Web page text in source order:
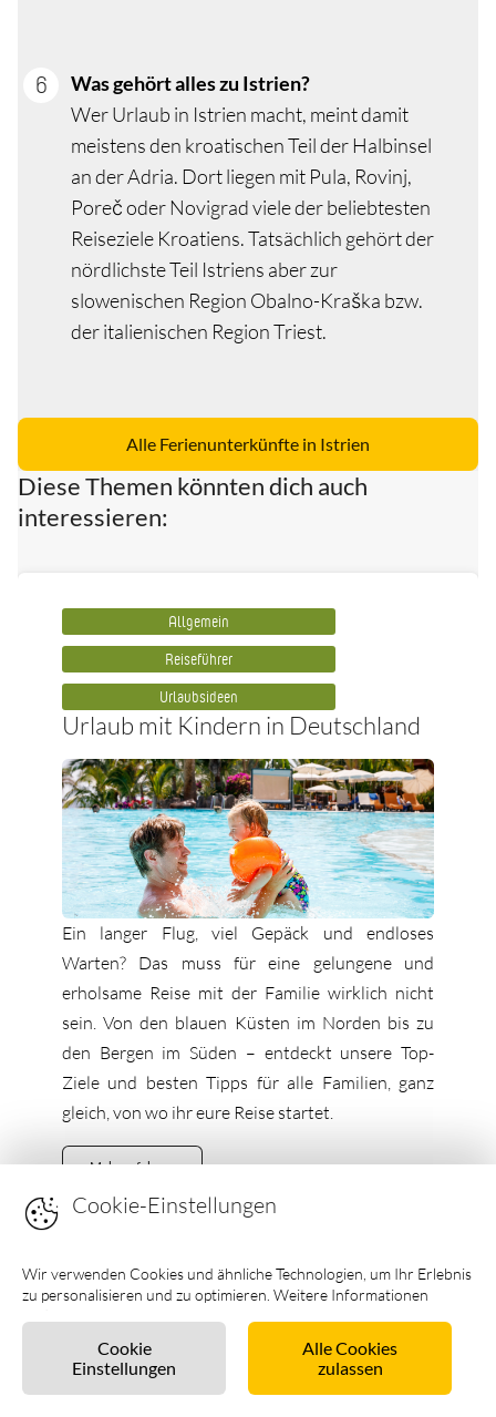
Was gehört alles zu Istrien?
Wer Urlaub in Istrien macht, meint damit
meistens den kroatischen Teil der Halbinsel
an der Adria. Dort liegen mit Pula, Rovinj,
Poreč oder Novigrad viele der beliebtesten
Reiseziele Kroatiens. Tatsächlich gehört der
nördlichste Teil Istriens aber zur
slowenischen Region Obalno-Kraška bzw.
der italienischen Region Triest.
Alle Ferienunterkünfte in Istrien
Diese Themen könnten dich auch
interessieren:
Allgemein
Reiseführer
Urlaubsideen
Urlaub mit Kindern in Deutschland
Ein langer Flug, viel Gepäck und endloses
Warten? Das muss für eine gelungene und
erholsame Reise mit der Familie wirklich nicht
sein. Von den blauen Küsten im Norden bis zu
den Bergen im Süden – entdeckt unsere Top-
Ziele und besten Tipps für alle Familien, ganz
gleich, von wo ihr eure Reise startet.
Mehr erfahren
Allgemein
Reiseführer
Cookie-Einstellungen
Wir verwenden Cookies und ähnliche Technologien, um Ihr Erlebnis
zu personalisieren und zu optimieren. Weitere Informationen
Cookie
Einstellungen
Alle Cookies
zulassen